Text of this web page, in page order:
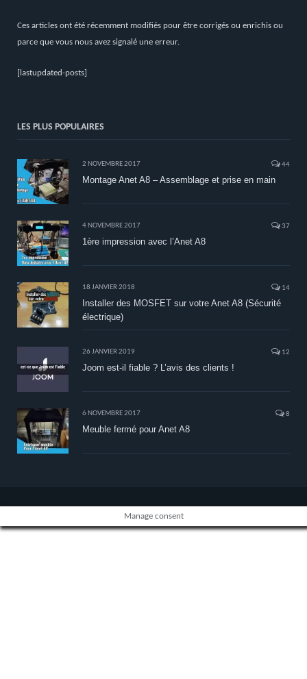
Ces articles ont été récemment modifiés pour être corrigés ou enrichis ou
parce que vous nous avez signalé une erreur.
[lastupdated-posts]
LES PLUS POPULAIRES
2 NOVEMBRE 2017 44
Montage Anet A8 – Assemblage et prise en main
4 NOVEMBRE 2017 37
1ère impression avec l’Anet A8
18 JANVIER 2018 14
Installer des MOSFET sur votre Anet A8 (Sécurité
électrique)
26 JANVIER 2019 12
Joom est-il fiable ? L’avis des clients !
6 NOVEMBRE 2017 8
Meuble fermé pour Anet A8
Manage consent